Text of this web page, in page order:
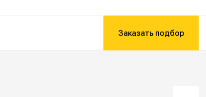
Заказать подбор